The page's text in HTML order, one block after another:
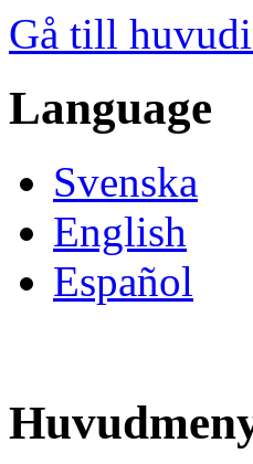
Gå till
Language
Svenska
English
Español